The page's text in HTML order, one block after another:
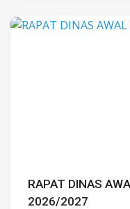
RAPAT DINAS
2026/2027